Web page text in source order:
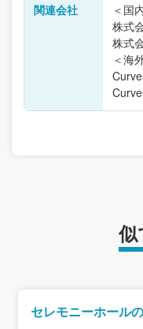
関連会社
＜国
株式
株式
＜海
似
セレモニーホール